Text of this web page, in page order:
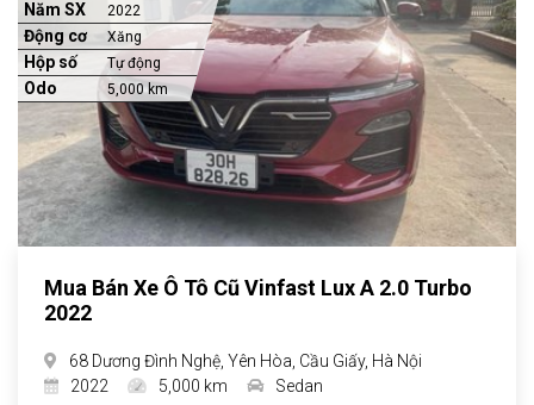
Năm SX 2022
Động cơ Xăng
Hộp số Tự động
Odo 5,000 km
Mua Bán Xe Ô Tô Cũ Vinfast Lux A 2.0 Turbo
2022
68 Dương Đình Nghệ, Yên Hòa, Cầu Giấy, Hà Nội
2022
5,000 km Sedan